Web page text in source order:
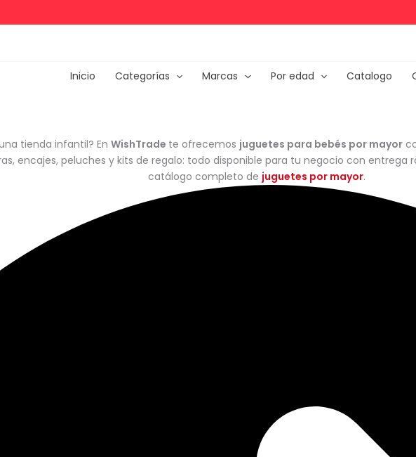
Inicio Categorías Marcas Por edad Catalogo
tienda infantil? En WishTrade te ofrecemos juguetes para bebés por mayor
encajes, peluches y kits de regalo: todo disponible para tu negocio con
catálogo completo de juguetes por mayor.